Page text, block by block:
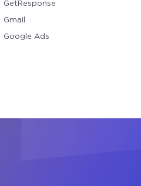
GetResponse
Gmail
Google Ads